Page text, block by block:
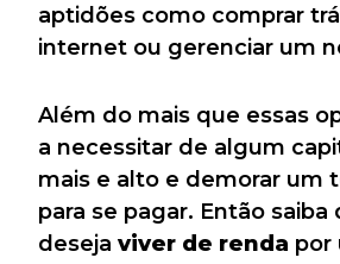
aptidões como comprar
internet ou gerenciar um
Além do mais que essas
a necessitar de algum
mais e alto e demorar um
para se pagar. Então saiba
deseja viver de renda por